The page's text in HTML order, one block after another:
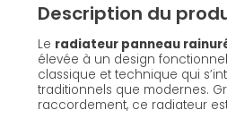
Description du
Le radiateur panneau rainuré
élevée à un design
classique et technique qui
traditionnels que modernes.
raccordement, ce radiateur